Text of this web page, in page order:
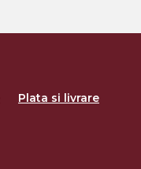
Plata si livrare